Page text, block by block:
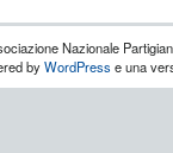
Nazionale
byWordPress e una